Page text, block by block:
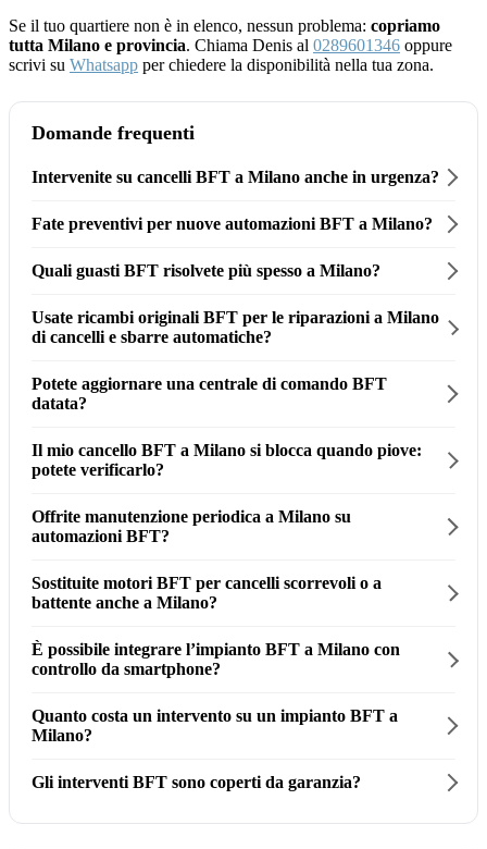
Se il tuo quartiere non è in elenco, nessun problema: copriamo
tutta Milano e provincia. Chiama Denis al 0289601346 oppure
scrivi su Whatsapp per chiedere la disponibilità nella tua zona.
Domande frequenti
Intervenite su cancelli BFT a Milano anche in urgenza?
Fate preventivi per nuove automazioni BFT a Milano?
Quali guasti BFT risolvete più spesso a Milano?
Usate ricambi originali BFT per le riparazioni a Milano
di cancelli e sbarre automatiche?
Potete aggiornare una centrale di comando BFT
datata?
Il mio cancello BFT a Milano si blocca quando piove:
potete verificarlo?
Offrite manutenzione periodica a Milano su
automazioni BFT?
Sostituite motori BFT per cancelli scorrevoli o a
battente anche a Milano?
È possibile integrare l’impianto BFT a Milano con
controllo da smartphone?
Quanto costa un intervento su un impianto BFT a
Milano?
Gli interventi BFT sono coperti da garanzia?